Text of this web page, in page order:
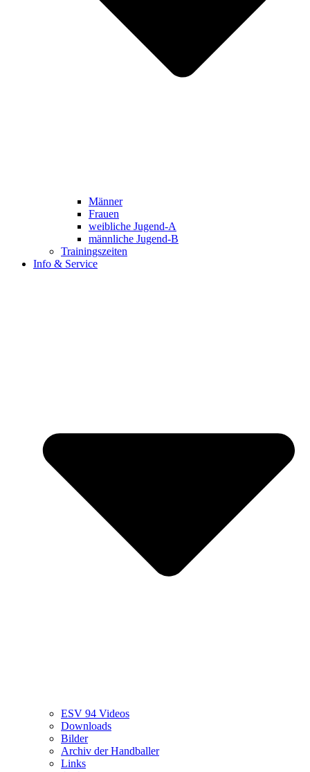
Männer
Frauen
weibliche Jugend-A
männliche Jugend-B
Trainingszeiten
Info & Service
ESV 94 Videos
Downloads
Bilder
Archiv der Handballer
Links